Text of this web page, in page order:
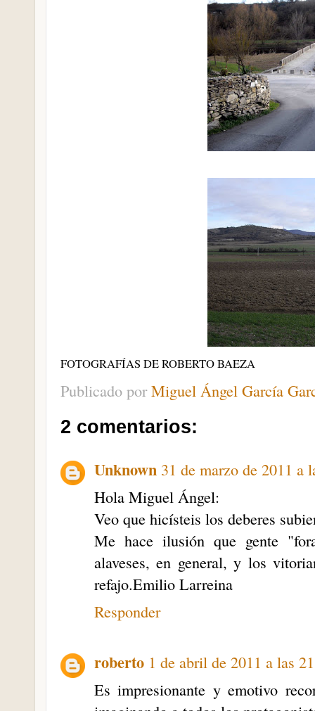
FOTOGRAFÍAS DE ROBERTO BAEZA
Publicado porMiguel Ángel García
2 comentarios:
Unknown 31 de marzo de 2011 a
Hola Miguel Ángel:
Veo que hicísteis los deberes
Me hace ilusión que gente
alaveses, en general, y los
refajo.Emilio Larreina
Responder
roberto 1 de abril de 2011 a las
Es impresionante y emotivo